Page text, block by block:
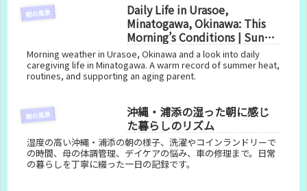
朝の風景
Daily Life in Urasoe,
Minatogawa, Okinawa: This
Morning’s Conditions | Sunny
with Occasional Clouds and
Today’s Routine (July 27,
2026)
Morning weather in Urasoe, Okinawa and a look into daily
caregiving life in Minatogawa. A warm record of summer heat,
routines, and supporting an aging parent.
朝の風景
沖縄・浦添の湿った朝に感じ
た暮らしのリズム
湿度の高い沖縄・浦添の朝の様子、洗濯やコインランドリーで
の時間、母の体調管理、デイケアの悩み、車の修理まで。日常
の暮らしを丁寧に綴った一日の記録です。